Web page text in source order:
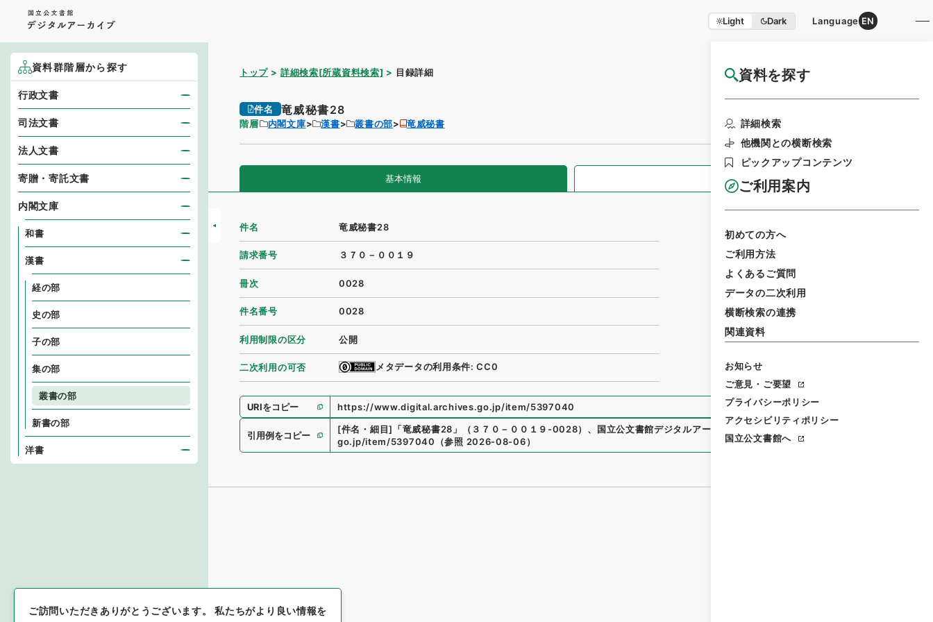
Light Dark Language EN
資料を探す
詳細検索
他機関との横断検索
ピックアップコンテンツ
ご利用案内
初めての方へ
ご利用方法
よくあるご質問
データの二次利用
横断検索の連携
関連資料
お知らせ
ご意見・ご要望
プライバシーポリシー
アクセシビリティポリシー
国立公文書館へ
トップ 詳細検索[所蔵資料検索] 目録詳細 国立公文書館HP利用案内
件名 竜威秘書28
階層 内閣文庫 漢書 叢書の部 竜威秘書
基本情報 全ての情報
件名 竜威秘書28
請求番号 ３７０－００１９
冊次 0028
件名番号 0028
利用制限の区分 公開
二次利用の可否 メタデータの利用条件: CC0
URIをコピー https://www.digital.archives.go.jp/item/5397040
引用例をコピー
[件名・細目] 「竜威秘書28 」 （ ３７０－００１９-0028） 、 国立公文書館デジタルアーカイブ
go.jp/item/5397040
（参照 2026-08-06）
資料群階層から探す
行政文書
司法文書
法人文書
寄贈・寄託文書
内閣文庫
和書
漢書
経の部
史の部
子の部
集の部
叢書の部
新書の部
洋書
ご訪問いただきありがとうございます。私たちがより良い情報を